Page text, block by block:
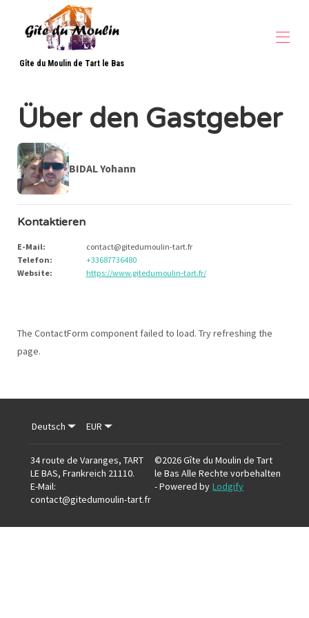
Gîte du Moulin de Tart le Bas
Überblick
Lokalisierung
Kontaktieren Sie uns
Über den Gastgeber
BIDAL Yohann
Kontaktieren
E-Mail:
contact@gitedumoulin-tart.fr
Telefon:
+33687736480
Website: https://www.gitedumoulin-tart.fr/
The ContactForm component failed to load. Try refreshing the
page.
Deutsch EUR
34 route de Varanges, TART
LE BAS, Frankreich 21110.
E-Mail:
contact@gitedumoulin-tart.fr
©2026Gîte du Moulin de Tart
le Bas Alle Rechte vorbehalten
- Powered by Lodgify